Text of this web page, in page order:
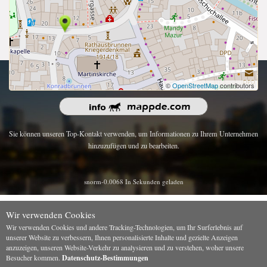
©OpenStreetMapcontributors
Urheberrecht 2026 | Alle Rechte vorbehalten.
Sie können unseren Top-Kontakt verwenden, um Informationen zu Ihrem Unternehmen
hinzuzufügen und zu bearbeiten.
snorm-0.0068 In Sekunden geladen
Wir verwenden Cookies
Wir verwenden Cookies und andere Tracking-Technologien, um Ihr Surferlebnis auf
unserer Website zu verbessern, Ihnen personalisierte Inhalte und gezielte Anzeigen
anzuzeigen, unseren Website-Verkehr zu analysieren und zu verstehen, woher unsere
Besucher kommen. Datenschutz-Bestimmungen